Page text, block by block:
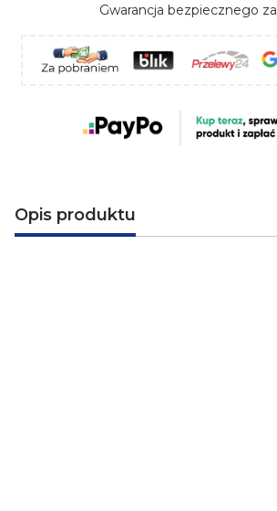
Gwarancja bezpiecznego
Opis produktu